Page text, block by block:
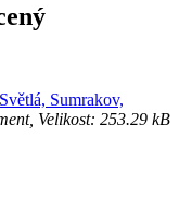
Sumrakov,
Velikost: 253.29 kB